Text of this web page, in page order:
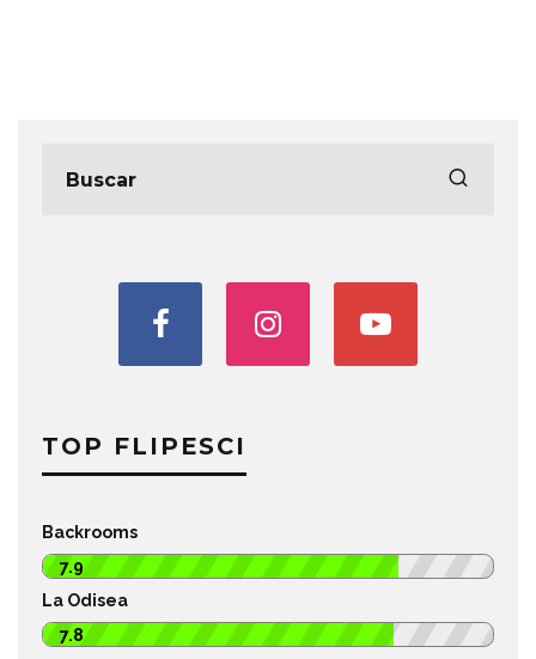
TOP FLIPESCI
Backrooms
7.9
La Odisea
7.8